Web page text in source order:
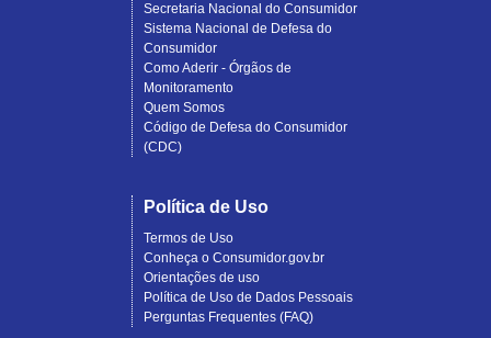
Secretaria Nacional do Consumidor
Sistema Nacional de Defesa do
Consumidor
Como Aderir - Órgãos de
Monitoramento
Quem Somos
Código de Defesa do Consumidor
(CDC)
Política de Uso
Termos de Uso
Conheça o Consumidor.gov.br
Orientações de uso
Política de Uso de Dados Pessoais
Perguntas Frequentes (FAQ)